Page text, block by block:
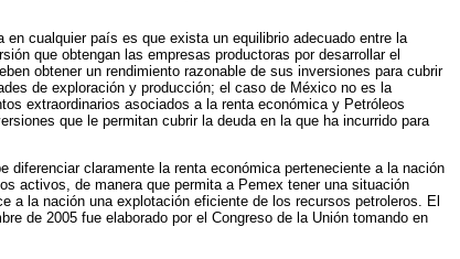
cualquier país es que exista un equilibrio adecuado entre la
que obtengan las empresas productoras por desarrollar el
obtener un rendimiento razonable de sus inversiones para cubrir
de exploración y producción; el caso de México no es la
extraordinarios asociados a la renta económica y Petróleos
que le permitan cubrir la deuda en la que ha incurrido para
diferenciar claramente la renta económica perteneciente a la nación
activos, de manera que permita a Pemex tener una situación
a la nación una explotación eficiente de los recursos petroleros. El
de 2005 fue elaborado por el Congreso de la Unión tomando en